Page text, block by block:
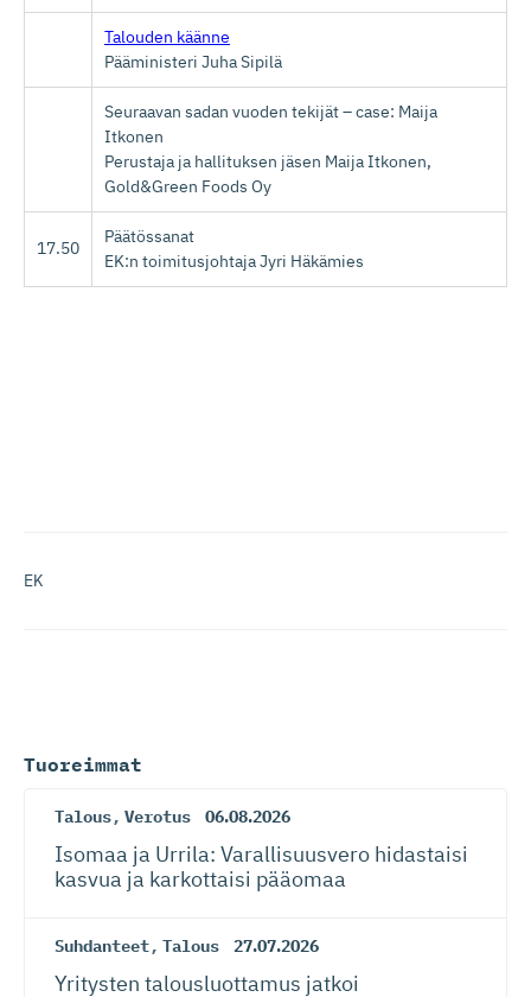
Talouden käänne
Pääministeri Juha Sipilä
Seuraavan sadan vuoden tekijät – case: Maija
Itkonen
Perustaja ja hallituksen jäsen Maija Itkonen,
Gold&Green Foods Oy
17.50
Päätössanat
EK:n toimitusjohtaja Jyri Häkämies
EK
Tuoreimmat
Talous, Verotus 06.08.2026
Isomaa ja Urrila: Varallisuusvero hidastaisi
kasvua ja karkottaisi pääomaa
Suhdanteet, Talous 27.07.2026
Yritysten talousluottamus jatkoi